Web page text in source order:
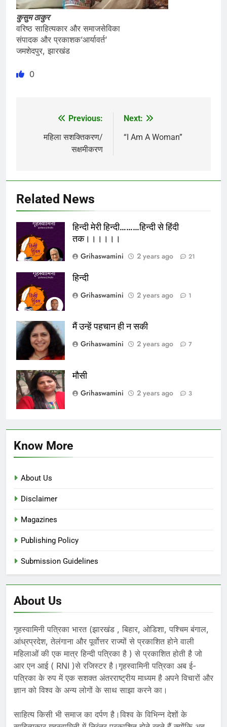
कुसुम ठाकुर
वरिष्ठ साहित्यकार और समाजसेविका
संपादक और प्रकाशक’आर्यावर्त’
जमशेदपुर, झारखंड
0
navigation
Previous:
महिला सशक्तिकरण/
सक्षमीकरण
Next:
“I Am A Woman”
Related News
हिन्दी मेरी हिन्दी………हिन्दी से हिंदी
तक।।।।।।
Grihaswamini
2 years ago 21
हिन्दी
Grihaswamini
2 years ago 1
मैं उन्हें पहचान ही न सकी
Grihaswamini
2 years ago 7
मौसी
Grihaswamini
2 years ago 3
Know More
About Us
Disclaimer
Magazines
Publishing Policy
Submission Guidelines
About Us
गृहस्वामिनी पत्रिका भारत (झारखंड , बिहार, ओडिशा, पश्चिम बंगाल,
आंध्रप्रदेश, तेलंगाना और पूर्वोत्तर राज्यों से प्रकाशित होने वाली
महिलाओं की एक मात्र हिन्दी पत्रिका है ) से प्रकाशित होती है जो
आर एन आई ( RNI )से रजिस्टर है।गृहस्वामिनी पत्रिका अब ई-
पत्रिका के रुप में एक सशक्त अंतरराष्ट्रीय माध्यम है अपने विचारों और
ज्ञान को विश्व के अन्य लोगों के साथ साझा करने का।
साहित्य किसी भी समाज का दर्पण है।विश्व के विभिन्न देशों के